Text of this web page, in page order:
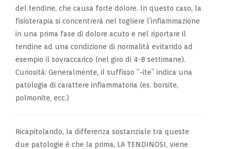
del tendine, che causa forte dolore. In questo caso, la
fisioterapia si concentrerà nel togliere l’infiammazione
in una prima fase di dolore acuto e nel riportare il
tendine ad una condizione di normalità evitando ad
esempio il sovraccarico (nel giro di 4-8 settimane).
Curiosità: Generalmente, il suffisso “-ite” indica una
patologia di carattere infiammatoria (es. borsite,
polmonite, ecc.)
Ricapitolando, la differenza sostanziale tra queste
due patologie è che la prima, LA TENDINOSI, viene